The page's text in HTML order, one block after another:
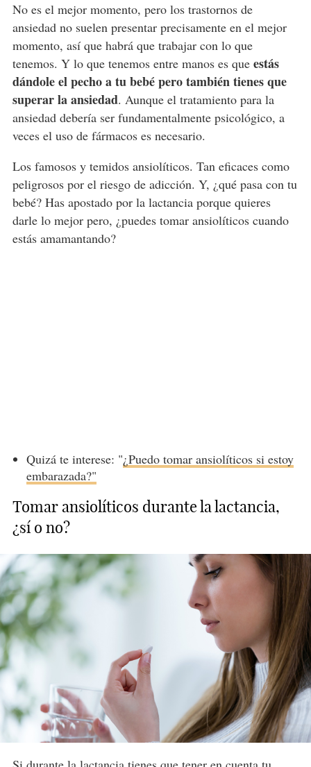
No es el mejor momento, pero los trastornos de
ansiedad no suelen presentar precisamente en el mejor
momento, así que habrá que trabajar con lo que
tenemos. Y lo que tenemos entre manos es que estás
dándole el pecho a tu bebé pero también tienes que
superar la ansiedad. Aunque el tratamiento para la
ansiedad debería ser fundamentalmente psicológico, a
veces el uso de fármacos es necesario.
Los famosos y temidos ansiolíticos. Tan eficaces como
peligrosos por el riesgo de adicción. Y, ¿qué pasa con tu
bebé? Has apostado por la lactancia porque quieres
darle lo mejor pero, ¿puedes tomar ansiolíticos cuando
estás amamantando?
Quizá te interese: "¿Puedo tomar ansiolíticos si estoy
embarazada?"
Tomar ansiolíticos durante la lactancia,
¿sí o no?